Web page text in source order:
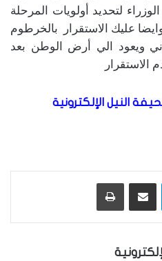
لتحديد أولويات المرحلة
عليك الاستقرار بالخرطوم
ويعود الي أرض الوطن بعد
الاستقرار
النيل الإلكترونية
تيلقرام مشاركة عبر البريد طباعة